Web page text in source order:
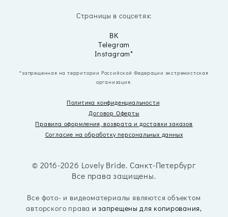
Страницы в соцсетях:
ВК
Telegram
Instagram*
*запрещенная на территории Российской Федерации экстремистская
организация.
Политика конфиденциальности
Договор Оферты
Правила оформления, возвратаи доставки заказов
Согласие на обработку персональных данных
© 2016-2026 Lovely Bride. Санкт-Петербург
Все права защищены.
Все фото- и видеоматериалы являются объектом
авторского права и запрещены для копирования,